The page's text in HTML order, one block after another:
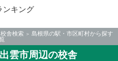
ンキング
校舎検索
島根県の駅・市区町村から探す
雲市周辺の校舎